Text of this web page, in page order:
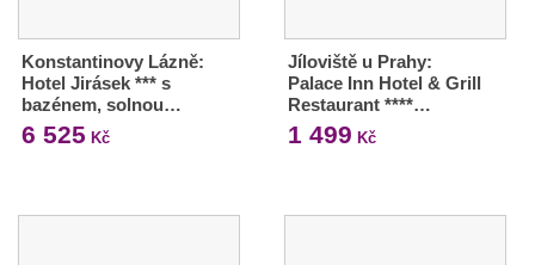
Konstantinovy Lázně:
Hotel Jirásek *** s
bazénem, solnou…
6 525 Kč
Jíloviště u Prahy:
Palace Inn Hotel & Grill
Restaurant ****…
1 499 Kč